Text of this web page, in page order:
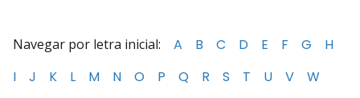
Navegar por letra inicial: A B C D E F G
H
I
J K L M N O P Q R S T U V
W